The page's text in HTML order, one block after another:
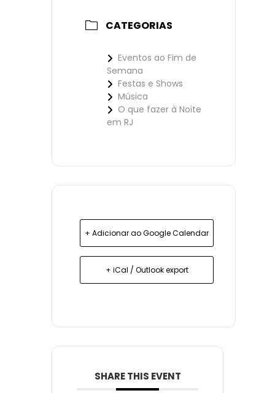
CATEGORIAS
Eventos ao Fim de
Semana
Festas e Shows
Música
O que fazer à Noite
em RJ
+ Adicionar ao Google Calendar
+ iCal / Outlook export
SHARE THIS EVENT